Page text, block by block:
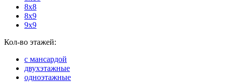
8x8
8x9
9x9
Кол-во этажей:
с мансардой
двухэтажные
одноэтажные